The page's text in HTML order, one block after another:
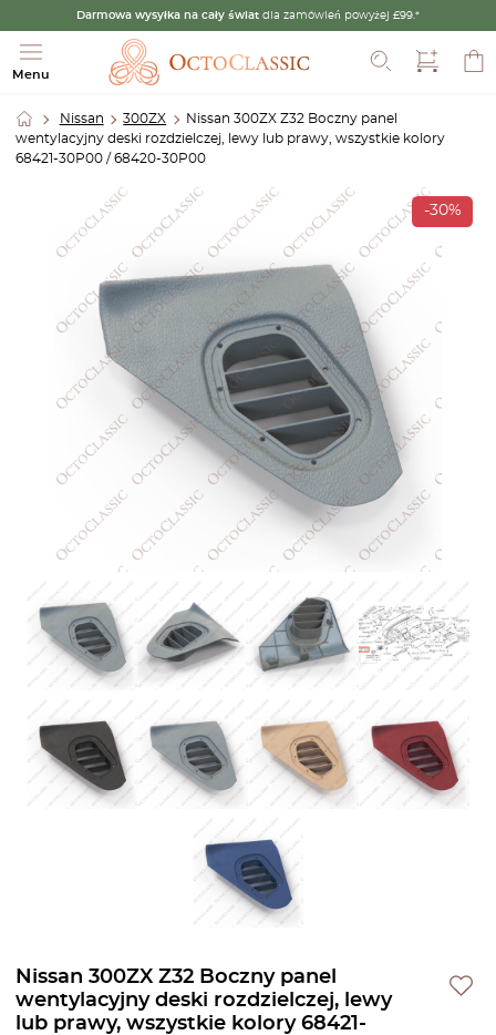
Darmowa wysyłka na cały świat dla zamówień powyżej £99.*
Menu
Szukaj
Nissan 300ZX
Nissan 300ZX Z32 Boczny panel
wentylacyjny deski rozdzielczej, lewy lub prawy, wszystkie kolory
68421-30P00 / 68420-30P00
-30%
Nissan 300ZX Z32 Boczny panel
wentylacyjny deski rozdzielczej, lewy
lub prawy, wszystkie kolory 68421-